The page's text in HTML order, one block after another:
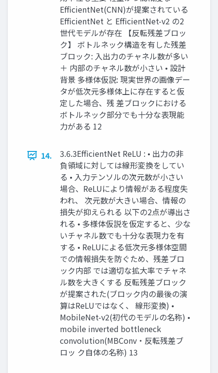
EfficientNet(CNN)が提案されている
EfficientNet と EfficientNet-v2 の2
世代モデルが存在 【反転残差ブロッ
ク】 ボトルネック構造を有した残差
ブロック: 入出力のチャネル数が多い
＋ 内部のチャネル数が小さい • 設計
背景 多様体仮説: 現実世界の画像デー
タが低次元多様体上に存在すると仮
定した場合、残 差ブロックにおける
ボトルネック部分でも十分な表現能
力がある 12
14.
3.6.3EfficientNet ReLU : • 出力の非
負領域に対しては線形変換をしてい
る • 入力テンソルの次元数が小さい
場合、ReLUにより情報がある程度失
われ、 次元数が大きい場合、情報の
損失が抑えられる 以下の2点が導出さ
れる • 多様体仮説を仮定すると、少な
いチャネル数でも十分な表現力を有
する • ReLUによる低次元多様体空間
での情報損失を防ぐため、残差ブロ
ック内部 では適切な拡大率でチャネ
ル数を大きくする 反転残差ブロック
が提案された(ブロック内の最後の演
算はReLUではなく、 線形変換) •
MobileNet-v2(初代のモデルの名称) •
mobile inverted bottleneck
convolution(MBConv・反転残差ブ
ロッ ク自体の名称) 13